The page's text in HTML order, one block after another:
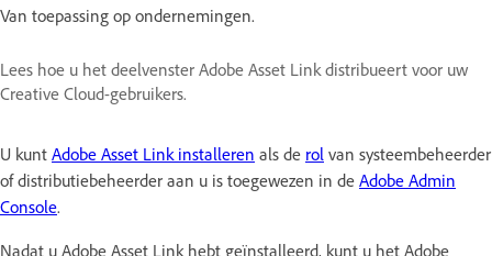
Van toepassing op ondernemingen.
Lees hoe u het deelvenster Adobe Asset Link distribueert voor uw
Creative Cloud-gebruikers.
U kunt Adobe Asset Link installeren als de rol van systeembeheerder
of distributiebeheerder aan u is toegewezen in de Adobe Admin
Console.
Nadat u Adobe Asset Link hebt geïnstalleerd, kunt u het Adobe